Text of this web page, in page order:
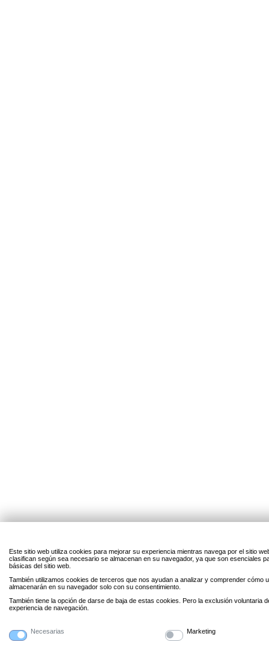
Este sitio web utiliza cookies para mejorar su experiencia mientras navega por el sitio
clasifican según sea necesario se almacenan en su navegador, ya que son esenciales
básicas del sitio web.
También utilizamos cookies de terceros que nos ayudan a analizar y comprender cómo
almacenarán en su navegador solo con su consentimiento.
También tiene la opción de darse de baja de estas cookies. Pero la exclusión voluntaria
experiencia de navegación.
Necesarias Marketing